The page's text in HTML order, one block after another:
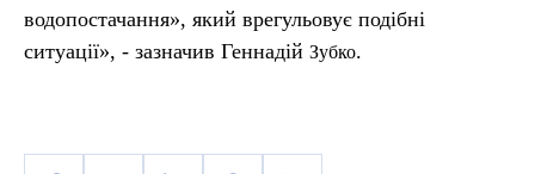
водопостачання», який врегульовує подібні
ситуації», - зазначив Геннадій Зубко.